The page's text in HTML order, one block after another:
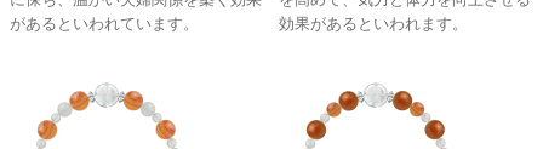
があるといわれています。
効果があるといわれます。